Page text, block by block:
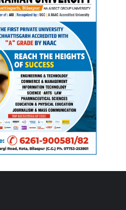
नहीं।
बंद के समर्थन के लिए कम से कम 72
एवं व्यापारी संगठनों के पदाधिकारियों की
पर निर्णय लिया जाता है। विश्व हिंदू
बंद के लिए समर्थन मांगा है। लिहाजा चैंबर
की स्थिति में है राज्य सरकार से मांग की
इसके लिए ठोस कदम उठाए जाने चाहिए।